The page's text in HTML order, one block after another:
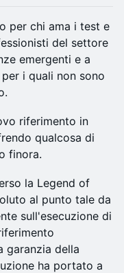
per chi ama i test e
del settore
emergenti e a
i quali non sono
riferimento in
qualcosa di
finora.
la Legend of
al punto tale da
sull'esecuzione di
garanzia della
ha portato a